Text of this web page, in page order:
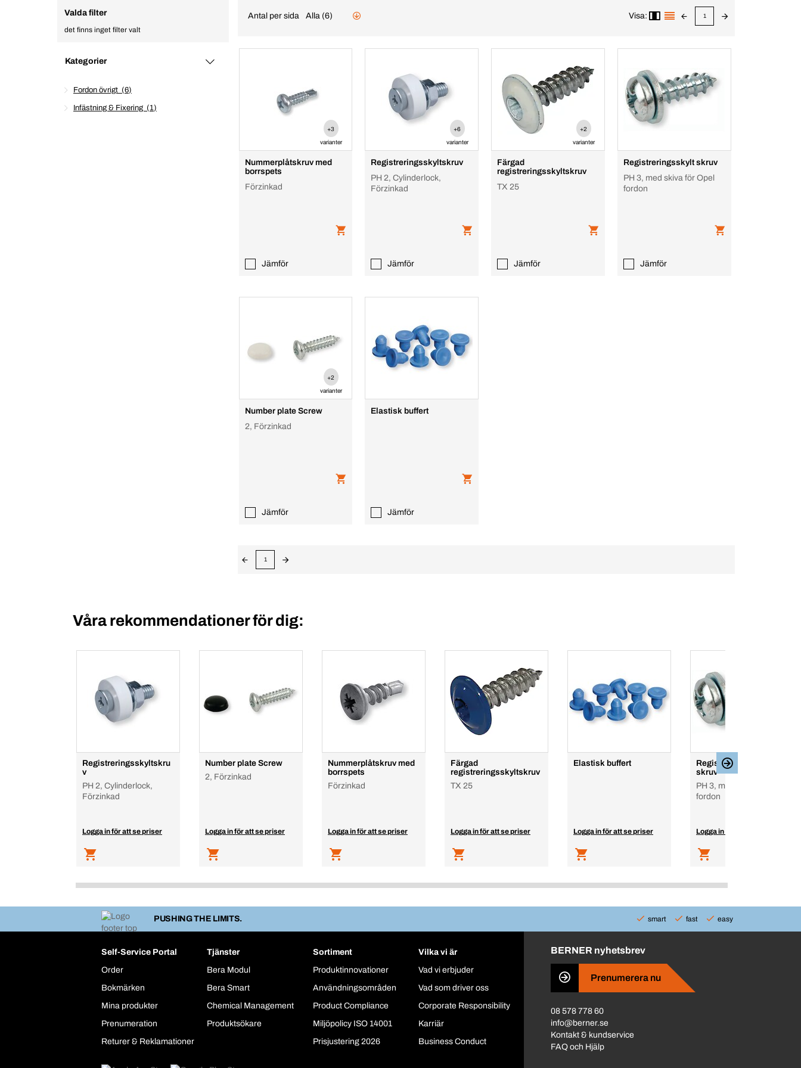
Valda filter
det finns inget filter valt
Kategorier
Fordon övrigt 6
Infästning & Fixering 1
Antal per sida Alla (6) Visa: 1
+3
varianter
Nummerplåtskruv med
borrspets
Förzinkad
Jämför
+6
varianter
Registreringsskyltskruv
PH 2, Cylinderlock,
Förzinkad
Jämför
+2
varianter
Färgad
registreringsskyltskruv
TX 25
Jämför
Registreringsskylt skruv
PH 3, med skiva för Opel
fordon
Jämför
+2
varianter
Number plate Screw
2, Förzinkad
Jämför
Elastisk buffert
Jämför
1
Våra rekommendationer för dig:
Registreringsskyltskru
v
PH 2, Cylinderlock,
Förzinkad
Logga in för att se priser
Number plate Screw
2, Förzinkad
Logga in för att se priser
Nummerplåtskruv med
borrspets
Förzinkad
Logga in för att se priser
Färgad
registreringsskyltskruv
TX 25
Logga in för att se priser
Elastisk buffert
Logga in för att se priser
Registreringsskylt
skruv
PH 3, med skiva för Opel
fordon
Logga in för att se priser
PUSHING THE LIMITS. smart fast easy
Self-Service Portal
Order
Bokmärken
Mina produkter
Prenumeration
Returer & Reklamationer
Tjänster
Bera Modul
Bera Smart
Chemical Management
Produktsökare
Sortiment
Produktinnovationer
Användningsområden
Product Compliance
Miljöpolicy ISO 14001
Prisjustering 2026
Vilka vi är
Vad vi erbjuder
Vad som driver oss
Corporate Responsibility
Karriär
Business Conduct
BERNER nyhetsbrev
Prenumerera nu
08 578 778 60
info@berner.se
Kontakt & kundservice
FAQ och Hjälp